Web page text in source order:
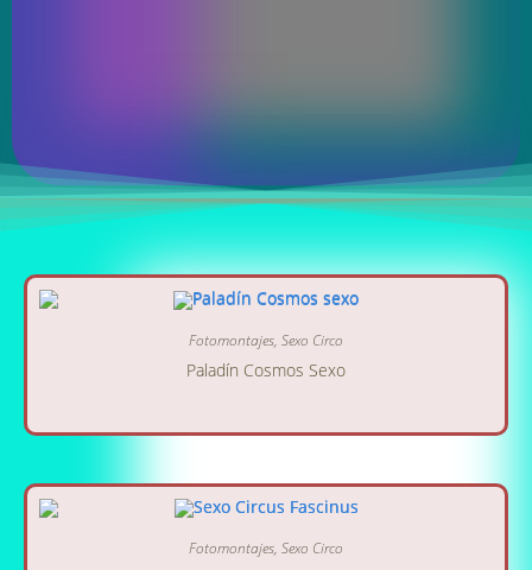
Fotomontajes, Sexo Circo
Paladín Cosmos Sexo
Fotomontajes, Sexo Circo